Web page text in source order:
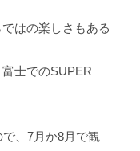
はの楽しさもある
士でのSUPER
、7月か8月で観